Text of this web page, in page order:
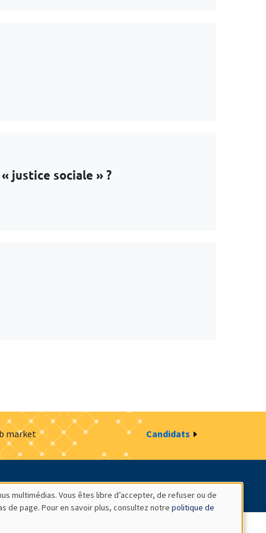
justice sociale » ?
market Candidats
des cookies Intranet
multimédias. Vous êtes libre d’accepter, de refuser ou de
de page. Pour en savoir plus, consultez notre politique de